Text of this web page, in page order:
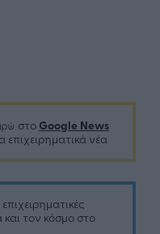
στο Google News
επιχειρηματικά νέα
τον κόσμο στο